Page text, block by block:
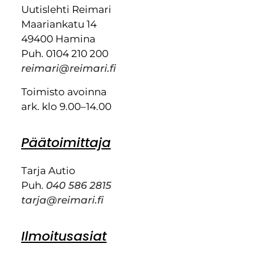
Uutislehti Reimari
Maariankatu 14
49400 Hamina
Puh. 0104 210 200
reimari@reimari.fi
Toimisto avoinna
ark. klo 9.00–14.00
Päätoimittaja
Tarja Autio
Puh. 040 586 2815
tarja@reimari.fi
Ilmoitusasiat